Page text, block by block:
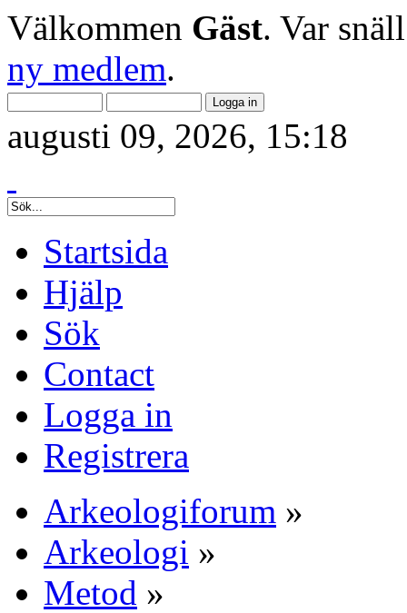
Välkommen Gäst. Var
ny medlem.
augusti 09, 2026, 15:18
Startsida
Hjälp
Sök
Contact
Logga in
Registrera
Arkeologiforum »
Arkeologi »
Metod »